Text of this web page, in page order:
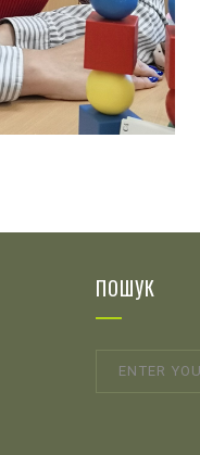
ПОШУК